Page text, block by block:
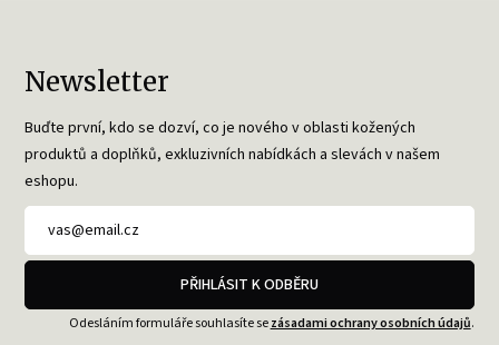
Newsletter
Buďte první, kdo se dozví, co je nového v oblasti kožených
produktů a doplňků, exkluzivních nabídkách a slevách v našem
eshopu.
PŘIHLÁSIT K ODBĚRU
Odesláním formuláře souhlasíte sezásadami ochrany osobních údajů.